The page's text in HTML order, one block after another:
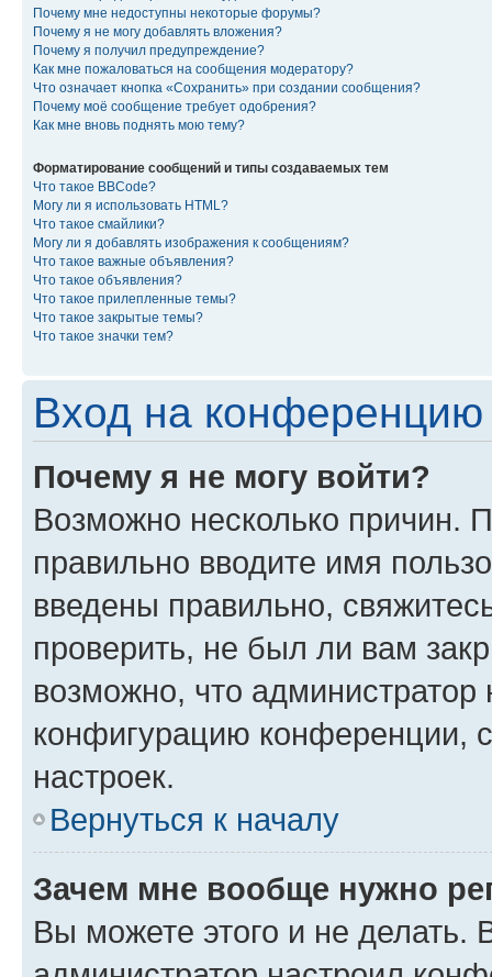
Почему мне недоступны некоторые форумы?
Почему я не могу добавлять вложения?
Почему я получил предупреждение?
Как мне пожаловаться на сообщения модератору?
Что означает кнопка «Сохранить» при создании сообщения?
Почему моё сообщение требует одобрения?
Как мне вновь поднять мою тему?
Форматирование сообщений и типы создаваемых тем
Что такое BBCode?
Могу ли я использовать HTML?
Что такое смайлики?
Могу ли я добавлять изображения к сообщениям?
Что такое важные объявления?
Что такое объявления?
Что такое прилепленные темы?
Что такое закрытые темы?
Что такое значки тем?
Вход на конференцию
Почему я не могу войти?
Возможно несколько причин.
правильно вводите имя
введены правильно,
проверить, не был ли вам
возможно, что администратор
конфигурацию конференции,
настроек.
Вернуться к началу
Зачем мне вообще нужно
Вы можете этого и не делать.